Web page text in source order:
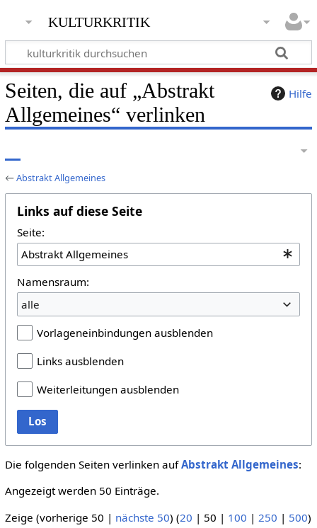
kulturkritik
Hilfe
Seiten, die auf „Abstrakt
Allgemeines“ verlinken
←Abstrakt Allgemeines
Links auf diese Seite
Seite:
Namensraum:
alle
Vorlageneinbindungen ausblenden
Links ausblenden
Weiterleitungen ausblenden
Los
Die folgenden Seiten verlinken aufAbstrakt Allgemeines:
Angezeigt werden 50 Einträge.
Zeige (vorherige 50 | nächste 50) (20 | 50 | 100 | 250 | 500)